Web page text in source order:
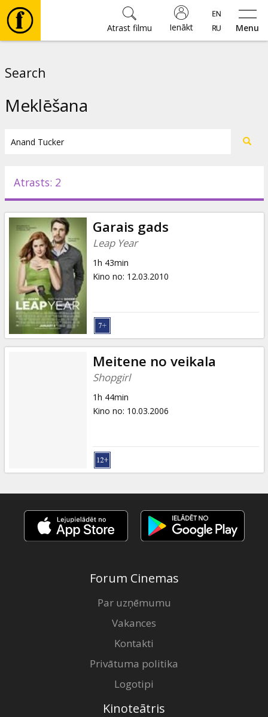
Menu
Ienākt
Atrast filmu
Pasākumi
Ziņas
Dāvanu
kartes
Uzkodas
Search
Meklēšana
Atrasts: 2
Garais gads
Leap Year
1h 43min
Kino no: 12.03.2010
Meitene no veikala
Shopgirl
1h 44min
Kino no: 10.03.2006
Forum Cinemas
Par uzņēmumu
Vakances
Kontakti
Privātuma politika
Logotipi
Kinoteātris